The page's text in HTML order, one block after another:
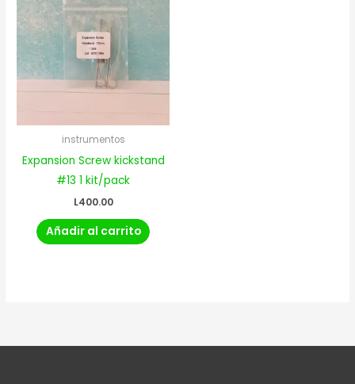
instrumentos
Expansion Screw kickstand
#13 1 kit/pack
L400.00
Añadir al carrito